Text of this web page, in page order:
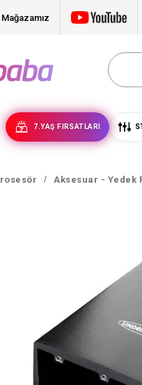
Mağazamız
7.YAŞ FIRSATLARI
Aksesuar - Yedek